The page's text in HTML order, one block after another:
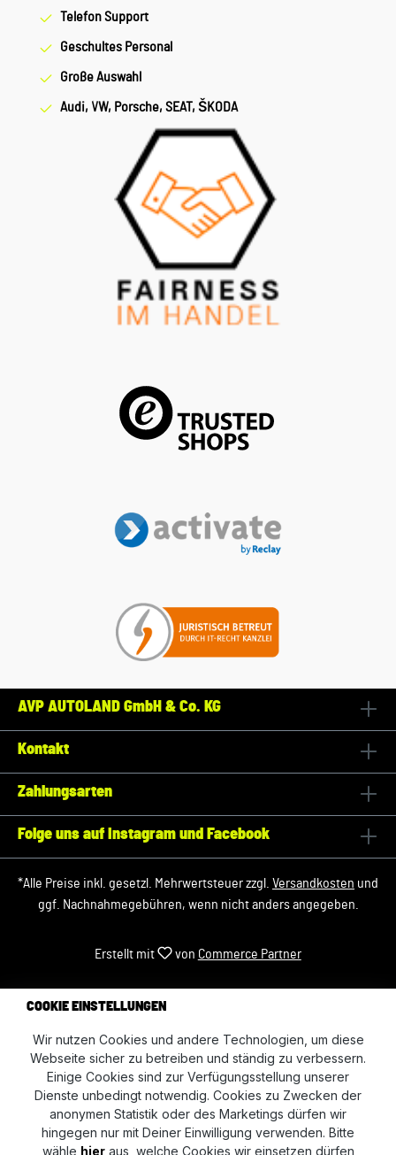
Telefon Support
Geschultes Personal
Große Auswahl
Audi, VW, Porsche, SEAT, ŠKODA
AVP AUTOLAND GmbH & Co. KG
Kontakt
Zahlungsarten
Folge uns auf Instagram und Facebook
*Alle Preise inkl. gesetzl. Mehrwertsteuer zzgl. Versandkosten und
ggf. Nachnahmegebühren, wenn nicht anders angegeben.
Erstellt mit von Commerce Partner
COOKIE EINSTELLUNGEN
Wir nutzen Cookies und andere Technologien, um diese
Webseite sicher zu betreiben und ständig zu verbessern.
Einige Cookies sind zur Verfügungsstellung unserer
Dienste unbedingt notwendig. Cookies zu Zwecken der
anonymen Statistik oder des Marketings dürfen wir
hingegen nur mit Deiner Einwilligung verwenden. Bitte
wähle hieraus, welche Cookies wir einsetzen dürfen